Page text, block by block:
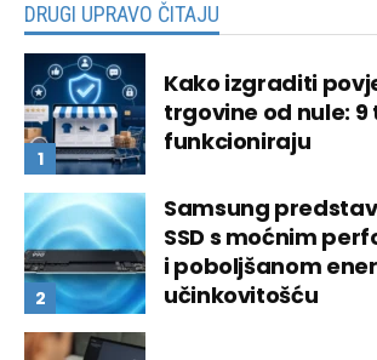
DRUGI UPRAVO ČITAJU
Kako izgraditi
trgovine od nule:
funkcioniraju
Samsung
SSD s moćnim
i poboljšanom
učinkovitošću